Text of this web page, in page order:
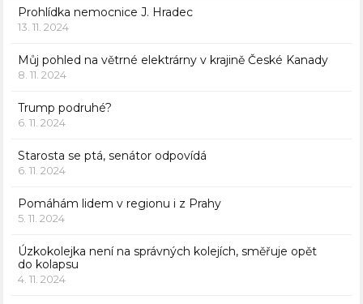
Prohlídka nemocnice J. Hradec
13. 11. 2024
Můj pohled na větrné elektrárny v krajině České Kanady
8. 11. 2024
Trump podruhé?
6. 11. 2024
Starosta se ptá, senátor odpovídá
6. 11. 2024
Pomáhám lidem v regionu i z Prahy
5. 11. 2024
Úzkokolejka není na správných kolejích, směřuje opět
do kolapsu
4. 11. 2024